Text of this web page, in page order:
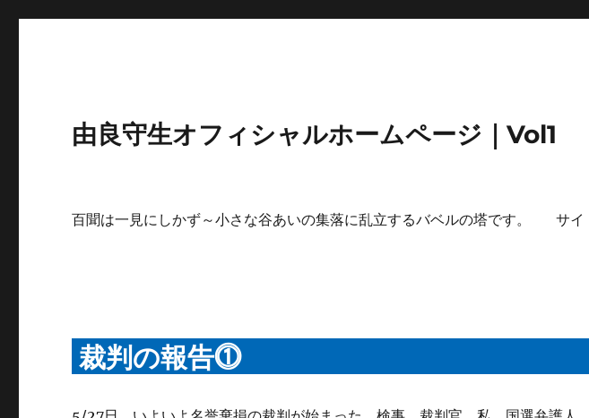
由良守生オフィシャルホームページ｜Vol1
百聞は一見にしかず～小さな谷あいの集落に乱立するバベルの塔です。 サイ
裁判の報告⓵